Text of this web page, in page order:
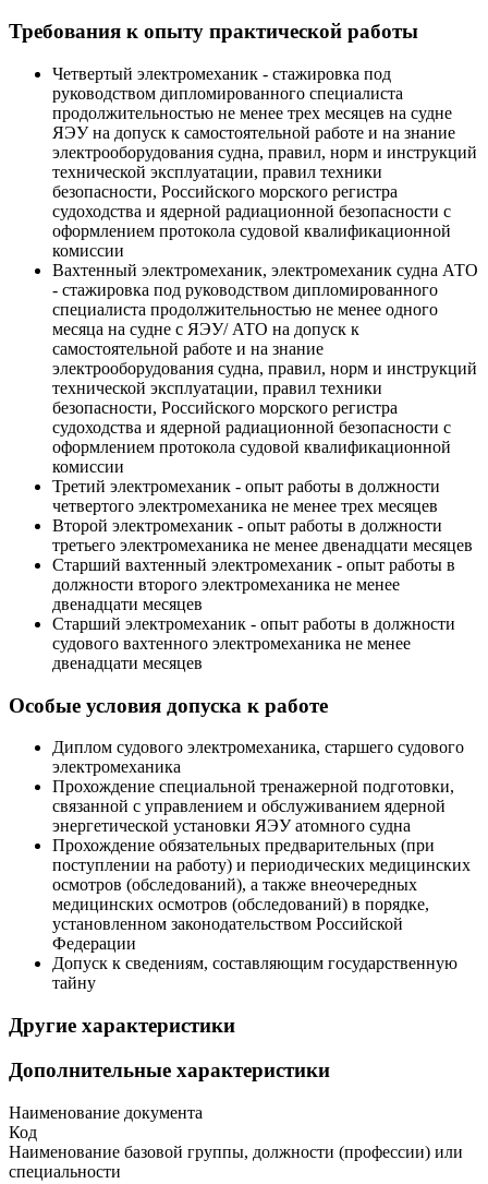
Требования к опыту практической работы
Четвертый электромеханик - стажировка под
руководством дипломированного специалиста
продолжительностью не менее трех месяцев на судне
ЯЭУ на допуск к самостоятельной работе и на знание
электрооборудования судна, правил, норм и инструкций
технической эксплуатации, правил техники
безопасности, Российского морского регистра
судоходства и ядерной радиационной безопасности с
оформлением протокола судовой квалификационной
комиссии
Вахтенный электромеханик, электромеханик судна АТО
- стажировка под руководством дипломированного
специалиста продолжительностью не менее одного
месяца на судне с ЯЭУ/ АТО на допуск к
самостоятельной работе и на знание
электрооборудования судна, правил, норм и инструкций
технической эксплуатации, правил техники
безопасности, Российского морского регистра
судоходства и ядерной радиационной безопасности с
оформлением протокола судовой квалификационной
комиссии
Третий электромеханик - опыт работы в должности
четвертого электромеханика не менее трех месяцев
Второй электромеханик - опыт работы в должности
третьего электромеханика не менее двенадцати месяцев
Старший вахтенный электромеханик - опыт работы в
должности второго электромеханика не менее
двенадцати месяцев
Старший электромеханик - опыт работы в должности
судового вахтенного электромеханика не менее
двенадцати месяцев
Особые условия допуска к работе
Диплом судового электромеханика, старшего судового
электромеханика
Прохождение специальной тренажерной подготовки,
связанной с управлением и обслуживанием ядерной
энергетической установки ЯЭУ атомного судна
Прохождение обязательных предварительных (при
поступлении на работу) и периодических медицинских
осмотров (обследований), а также внеочередных
медицинских осмотров (обследований) в порядке,
установленном законодательством Российской
Федерации
Допуск к сведениям, составляющим государственную
тайну
Другие характеристики
Дополнительные характеристики
Наименование документа
Код
Наименование базовой группы, должности (профессии) или
специальности